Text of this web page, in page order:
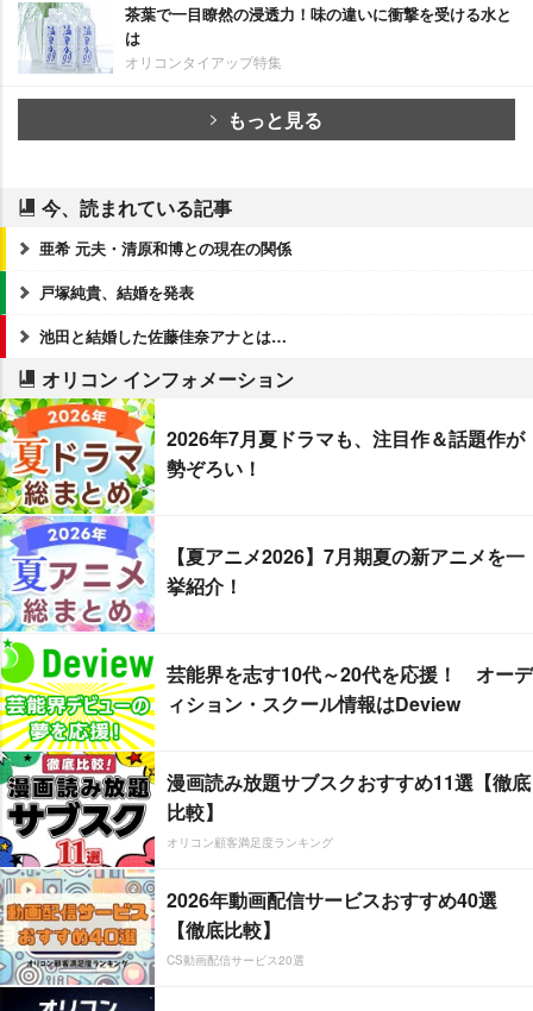
茶葉で一目瞭然の浸透力！味の違いに衝撃を受ける水と
は
オリコンタイアップ特集
もっと見る
今、読まれている記事
亜希 元夫・清原和博との現在の関係
戸塚純貴、結婚を発表
池田と結婚した佐藤佳奈アナとは…
オリコン インフォメーション
2026年7月夏ドラマも、注目作＆話題作が
勢ぞろい！
【夏アニメ2026】7月期夏の新アニメを一
挙紹介！
芸能界を志す10代～20代を応援！ オーデ
ィション・スクール情報はDeview
漫画読み放題サブスクおすすめ11選【徹底
比較】
オリコン顧客満足度ランキング
2026年動画配信サービスおすすめ40選
【徹底比較】
CS動画配信サービス20選